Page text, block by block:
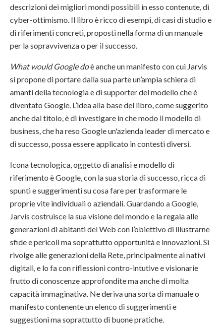
descrizioni dei migliori mondi possibili in esso contenute, di
cyber-ottimismo. Il libro è ricco di esempi, di casi di studio e
di riferimenti concreti, proposti nella forma di un manuale
per la sopravvivenza o per il successo.
What would Google doè anche un manifesto con cui Jarvis
si propone di portare dalla sua parte un’ampia schiera di
amanti della tecnologia e di supporter del modello che è
diventato Google. L’idea alla base del libro, come suggerito
anche dal titolo, è di investigare in che modo il modello di
business, che ha reso Google un'azienda leader di mercato e
di successo, possa essere applicato in contesti diversi.
Icona tecnologica, oggetto di analisi e modello di
riferimento è Google, con la sua storia di successo, ricca di
spunti e suggerimenti su cosa fare per trasformare le
proprie vite individuali o aziendali. Guardando a Google,
Jarvis costruisce la sua visione del mondo e la regala alle
generazioni di abitanti del Web con l’obiettivo di illustrarne
sfide e pericoli ma soprattutto opportunità e innovazioni. Si
rivolge alle generazioni della Rete, principalmente ai nativi
digitali, e lo fa con riflessioni contro-intutive e visionarie
frutto di conoscenze approfondite ma anche di molta
capacità immaginativa. Ne deriva una sorta di manuale o
manifesto contenente un elenco di suggerimenti e
suggestioni ma soprattutto di buone pratiche.